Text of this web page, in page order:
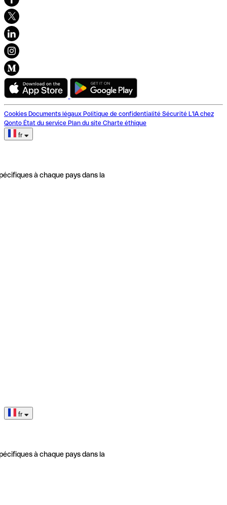
Cookies Documents légaux Politique de confidentialité Sécurité L'IA chez
Qonto État du service Plan du site Charte éthique
fr
à chaque pays dans la
fr
à chaque pays dans la